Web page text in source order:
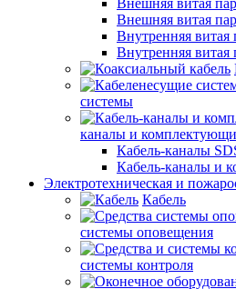
Внешняя витая
Внешняя витая
Внутренняя витая
Внутренняя витая
системы
каналы и
Кабель-каналы
Кабель-каналы и
Электротехническая и
Кабель
системы оповещения
системы контроля